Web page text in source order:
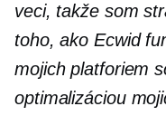
veci, takže som
toho, ako Ecwid
mojich platforiem
optimalizáciou